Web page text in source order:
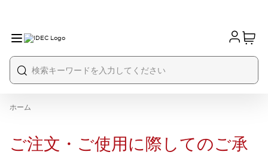
ホーム
ご注文・ご使用に際してのご承